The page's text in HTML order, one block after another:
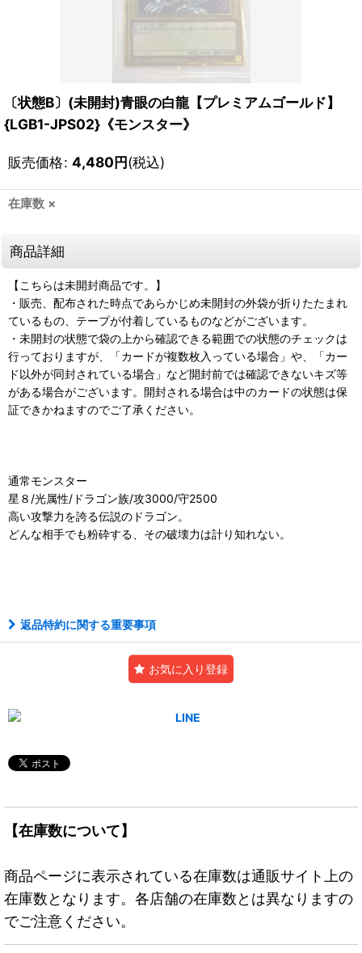
〔状態B〕(未開封)青眼の白龍【プレミアムゴールド】
{LGB1-JPS02}《モンスター》
販売価格: 4,480円(税込)
在庫数 ×
商品詳細
【こちらは未開封商品です。】
・販売、配布された時点であらかじめ未開封の外袋が折りたたまれ
ているもの、テープが付着しているものなどがございます。
・未開封の状態で袋の上から確認できる範囲での状態のチェックは
行っておりますが、「カードが複数枚入っている場合」や、「カー
ド以外が同封されている場合」など開封前では確認できないキズ等
がある場合がございます。開封される場合は中のカードの状態は保
証できかねますのでご了承ください。
通常モンスター
星８/光属性/ドラゴン族/攻3000/守2500
高い攻撃力を誇る伝説のドラゴン。
どんな相手でも粉砕する、その破壊力は計り知れない。
返品特約に関する重要事項
お気に入り登録
【在庫数について】
商品ページに表示されている在庫数は通販サイト上の
在庫数となります。各店舗の在庫数とは異なりますの
でご注意ください。